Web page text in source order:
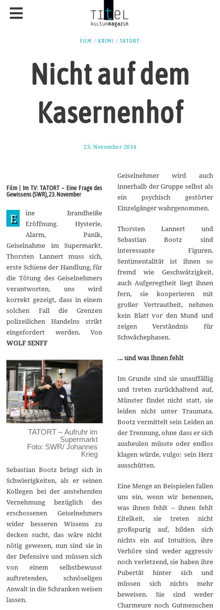
FILM / KRIMI / TATORT
Nicht auf dem
Kasernenhof
23. November 2014
o
e
m
b
e
2
1
4
Film | Im TV: TATORT – Eine Frage des
Gewissens (SWR), 23. November
E
ine brandheiße
Eröffnung. Hysterie,
Alarm, Panik,
Geiselnahme im Supermarkt.
Thorsten Lannert muss sich,
erste Schiene der Handlung, für
die Tötung des Geiselnehmers
verantworten, uns wird
korrekt gezeigt, dass in einem
solchen Fall die Grenzen
polizeilichen Handelns strikt
eingefordert werden. Von
WOLF SENFF
TATORT – Aufruhr im
Supermarkt
Foto: SWR/ Johannes
Krieg
Sebastian Bootz bringt sich in
Schwierigkeiten, als er seinen
Kollegen bei der anstehenden
Vernehmung bezüglich des
erschossenen Geiselnehmers
wider besseren Wissens zu
decken sucht, das wäre nicht
nötig gewesen, nun sind sie in
der Defensive und müssen sich
von einem selbstbewusst
auftretenden, schnöseligen
Anwalt in die Schranken weisen
lassen.
Geiselnehmer wird auch
innerhalb der Gruppe selbst als
ein psychisch gestörter
Einzelgänger wahrgenommen.
Thorsten Lannert und
Sebastian Bootz sind
interessante Figuren.
Sentimentalität ist ihnen so
fremd wie Geschwätzigkeit,
auch Aufgeregtheit liegt ihnen
fern, sie kooperieren mit
großer Vertrautheit, nehmen
kein Blatt vor den Mund und
zeigen Verständnis für
Schwächephasen.
… und was ihnen fehlt
Im Grunde sind sie unauffällig
und treten zurückhaltend auf,
Münster findet nicht statt, sie
leiden nicht unter Traumata.
Bootz vermittelt sein Leiden an
der Trennung, ohne dass er sich
ausheulen müsste oder endlos
klagen würde, vulgo: sein Herz
ausschütten.
Eine Menge an Beispielen fallen
uns ein, wenn wir benennen,
was ihnen fehlt – ihnen fehlt
Eitelkeit, sie treten nicht
großspurig auf, bilden sich
nichts ein auf Intuition, ihre
Verhöre sind weder aggressiv
noch verletzend, sie haben ihre
Pubertät hinter sich und
müssen sich nichts mehr
beweisen. Sie sind weder
Charmeure noch Gutmenschen